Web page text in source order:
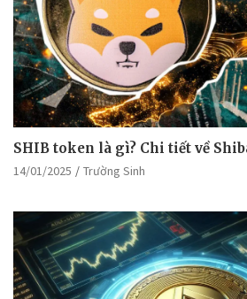
SHIB token là gì? Chi tiết về
14/01/2025 Trường Sinh